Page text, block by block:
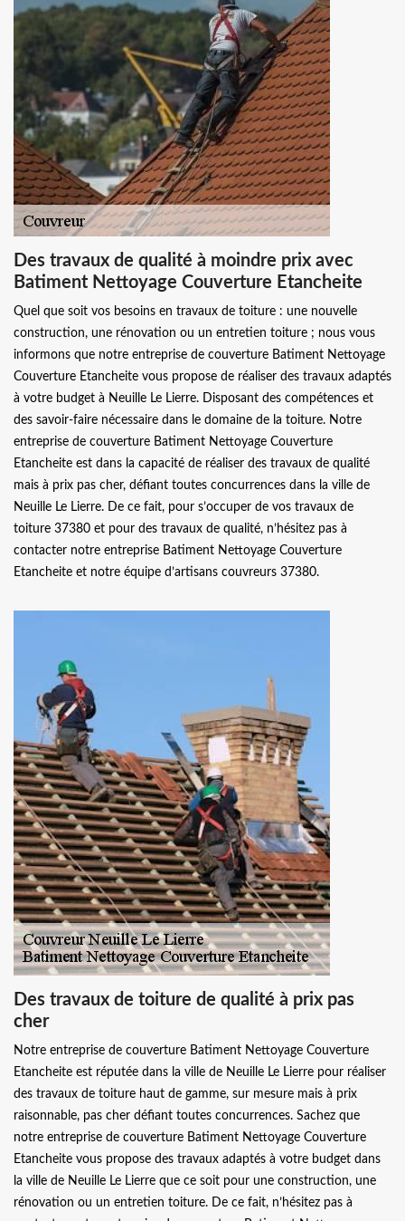
Des travaux de qualité à moindre prix avec
Batiment Nettoyage Couverture Etancheite
Quel que soit vos besoins en travaux de toiture : une nouvelle
construction, une rénovation ou un entretien toiture ; nous vous
informons que notre entreprise de couverture Batiment Nettoyage
Couverture Etancheite vous propose de réaliser des travaux adaptés
à votre budget à Neuille Le Lierre. Disposant des compétences et
des savoir-faire nécessaire dans le domaine de la toiture. Notre
entreprise de couverture Batiment Nettoyage Couverture
Etancheite est dans la capacité de réaliser des travaux de qualité
mais à prix pas cher, défiant toutes concurrences dans la ville de
Neuille Le Lierre. De ce fait, pour s’occuper de vos travaux de
toiture 37380 et pour des travaux de qualité, n’hésitez pas à
contacter notre entreprise Batiment Nettoyage Couverture
Etancheite et notre équipe d’artisans couvreurs 37380.
Des travaux de toiture de qualité à prix pas
cher
Notre entreprise de couverture Batiment Nettoyage Couverture
Etancheite est réputée dans la ville de Neuille Le Lierre pour réaliser
des travaux de toiture haut de gamme, sur mesure mais à prix
raisonnable, pas cher défiant toutes concurrences. Sachez que
notre entreprise de couverture Batiment Nettoyage Couverture
Etancheite vous propose des travaux adaptés à votre budget dans
la ville de Neuille Le Lierre que ce soit pour une construction, une
rénovation ou un entretien toiture. De ce fait, n’hésitez pas à